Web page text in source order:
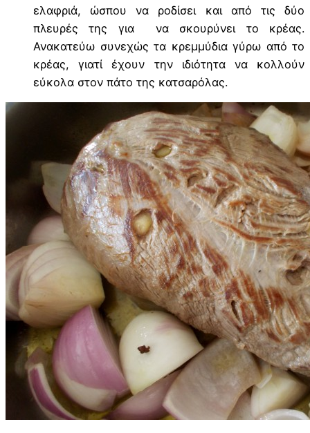
ελαφριά, ώσπου να ροδίσει και από τις δύο
πλευρές της για να σκουρύνει το κρέας.
Ανακατεύω συνεχώς τα κρεμμύδια γύρω από το
κρέας, γιατί έχουν την ιδιότητα να κολλούν
εύκολα στον πάτο της κατσαρόλας.